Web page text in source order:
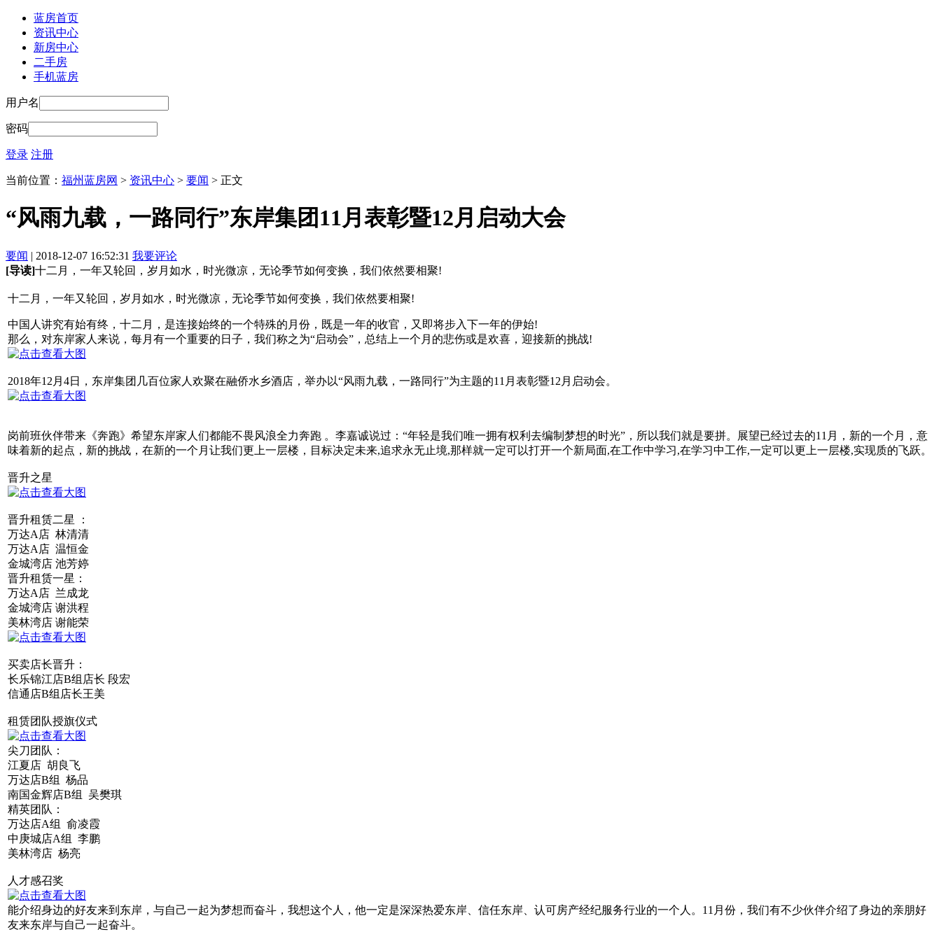
蓝房首页
资讯中心
新房中心
二手房
手机蓝房
用户名
密码
登录 注册
当前位置： 福州蓝房网 > 资讯中心 > 要闻 > 正文
“风雨九载，一路同行”东岸集团11月表彰暨12月启动大会
要闻 | 2018-12-07 16:52:31 我要评论
[导读]十二月，一年又轮回，岁月如水，时光微凉，无论季节如何变换，我们依然要相聚!
十二月，一年又轮回，岁月如水，时光微凉，无论季节如何变换，我们依然要相聚!
中国人讲究有始有终，十二月，是连接始终的一个特殊的月份，既是一年的收官，又即将步入下一年的伊始!
那么，对东岸家人来说，每月有一个重要的日子，我们称之为“启动会”，总结上一个月的悲伤或是欢喜，迎接新的挑战!
2018年12月4日，东岸集团几百位家人欢聚在融侨水乡酒店，举办以“风雨九载，一路同行”为主题的11月表彰暨12月启动会。
岗前班伙伴带来《奔跑》希望东岸家人们都能不畏风浪全力奔跑 。李嘉诚说过：“年轻是我们唯一拥有权利去编制梦想的时光”，所以我们就是要拼。展望已经过去的11月，新的一个月，意
味着新的起点，新的挑战，在新的一个月让我们更上一层楼，目标决定未来,追求永无止境,那样就一定可以打开一个新局面,在工作中学习,在学习中工作,一定可以更上一层楼,实现质的飞跃。
晋升之星
晋升租赁二星 ：
万达A店 林清清
万达A店 温恒金
金城湾店 池芳婷
晋升租赁一星：
万达A店 兰成龙
金城湾店 谢洪程
美林湾店 谢能荣
买卖店长晋升：
长乐锦江店B组店长 段宏
信通店B组店长王美
租赁团队授旗仪式
尖刀团队：
江夏店 胡良飞
万达店B组 杨品
南国金辉店B组 吴樊琪
精英团队：
万达店A组 俞凌霞
中庚城店A组 李鹏
美林湾店 杨亮
人才感召奖
能介绍身边的好友来到东岸，与自己一起为梦想而奋斗，我想这个人，他一定是深深热爱东岸、信任东岸、认可房产经纪服务行业的一个人。11月份，我们有不少伙伴介绍了身边的亲朋好
友来东岸与自己一起奋斗。